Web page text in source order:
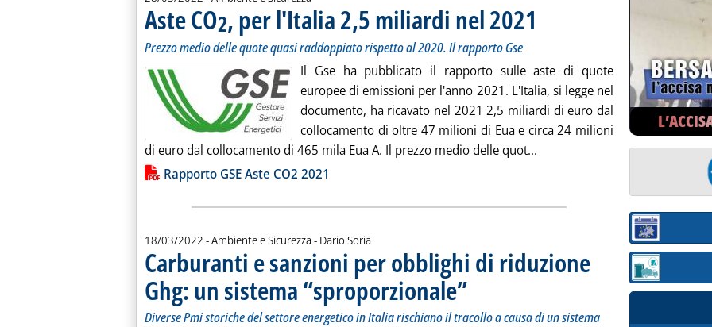
Aste CO2, per l'Italia 2,5 miliardi nel 2021 . Sottotitolo: Prezzo medio delle quote quasi
Prezzo medio delle quote quasi raddoppiato rispetto al 2020. Il rapporto Gse
Il Gse ha pubblicato il rapporto sulle aste di quote
europee di emissioni per l'anno 2021. L'Italia, si legge nel
documento, ha ricavato nel 2021 2,5 miliardi di euro dal
collocamento di oltre 47 milioni di Eua e circa 24 milioni
di euro dal collocamento di 465 mila Eua A. Il prezzo medio delle quot... Leggi tutta la notizia: 'Aste
Lista allegati PDF alla notizia
Rapporto GSE Aste CO2 2021
18/03/2022 - Ambiente e Sicurezza - di:
Dario Soria
Carburanti e sanzioni per obblighi di riduzione
Ghg: un sistema “sproporzionale”. Sottotitolo: Diverse Pmi storiche del settore energetico in
. Pubblicata venerdì 18 marzo 2022 alle 9.54.
Diverse Pmi storiche del settore energetico in Italia rischiano il tracollo a causa di un sistema
Sezione:
Sezione: